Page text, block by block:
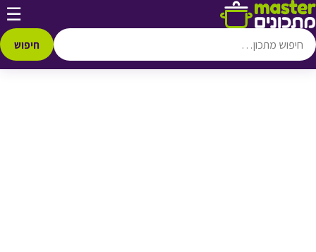
דלג לתוכן ☰
חיפוש
♥ הוספה